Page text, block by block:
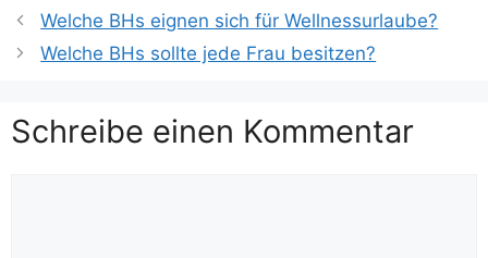
Welche BHs eignen sich für Wellnessurlaube?
Welche BHs sollte jede Frau besitzen?
Schreibe einen Kommentar